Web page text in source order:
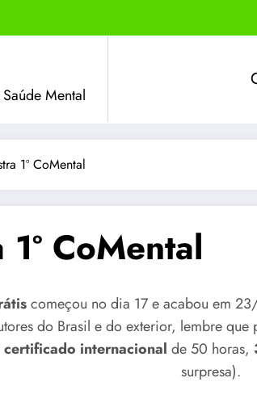
Mental
1º CoMental
1º CoMental
começou no dia 17 e acabou em
do Brasil e do exterior, lembre
certificado internacional de 50 horas,
surpresa).